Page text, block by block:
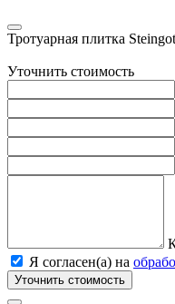
Тротуарная плитка
Уточнить стоимость
Я согласен(а) на
Уточнить стоимость